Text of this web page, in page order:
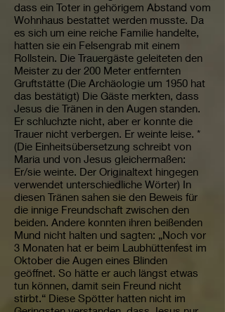
dass ein Toter in gehörigem Abstand vom
Wohnhaus bestattet werden musste. Da
es sich um eine reiche Familie handelte,
hatten sie ein Felsengrab mit einem
Rollstein. Die Trauergäste geleiteten den
Meister zu der 200 Meter entfernten
Gruftstätte (Die Archäologie um 1950 hat
das bestätigt) Die Gäste merkten, dass
Jesus die Tränen in den Augen standen.
Er schluchzte nicht, aber er konnte die
Trauer nicht verbergen. Er weinte leise. *
(Die Einheitsübersetzung schreibt von
Maria und von Jesus gleichermaßen:
Er/sie weinte. Der Originaltext hingegen
verwendet unterschiedliche Wörter) In
diesen Tränen sahen sie den Beweis für
die innige Freundschaft zwischen den
beiden. Andere konnten ihren beißenden
Mund nicht halten und sagten: „Noch vor
3 Monaten hat er beim Laubhüttenfest im
Oktober die Augen eines Blinden
geöffnet. So hätte er auch längst etwas
tun können, damit sein Freund nicht
stirbt.“ Diese Spötter hatten nicht im